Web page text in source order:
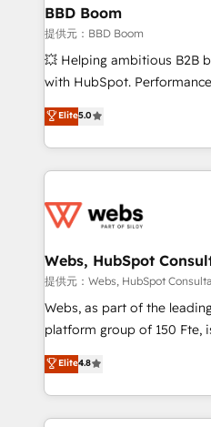
Custom APIs and third-party
End Revenue Acceleration
pipeline growth programs •
and CRM optimization •
Execution • 750+
implementations • Deep
BBD Boom
提供元：BBD Boom
💥 Helping ambitious B2B
with HubSpot.
BBD Boom is the HubSpot
to HubSpot Better. We
solve all your HubSpot
adoption, sales process
the first time 🔧 Designing
and build using HubSpot
with other systems 🎓
HubSpot pros 📊 Lead
HubSpot Why us? - SIX HubSpot Accreditations -
CRM, Solutions Architecture, Onboarding , Data
Migration, Custom
Elite5.0
Webs, HubSpot
提供元：Webs, HubSpot
Webs, as part of the
platform group of 150 Fte, is the trusted Elite
HubSpot CRM Partner
maximizing EBITDA and
Excellence. With our
strengthen your digital
Elite4.8